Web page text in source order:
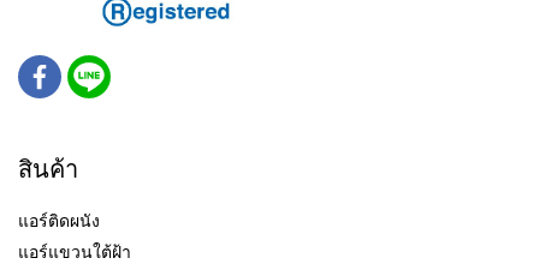
สินค้า
แอร์ติดผนัง
แอร์แขวนใต้ฝ้า